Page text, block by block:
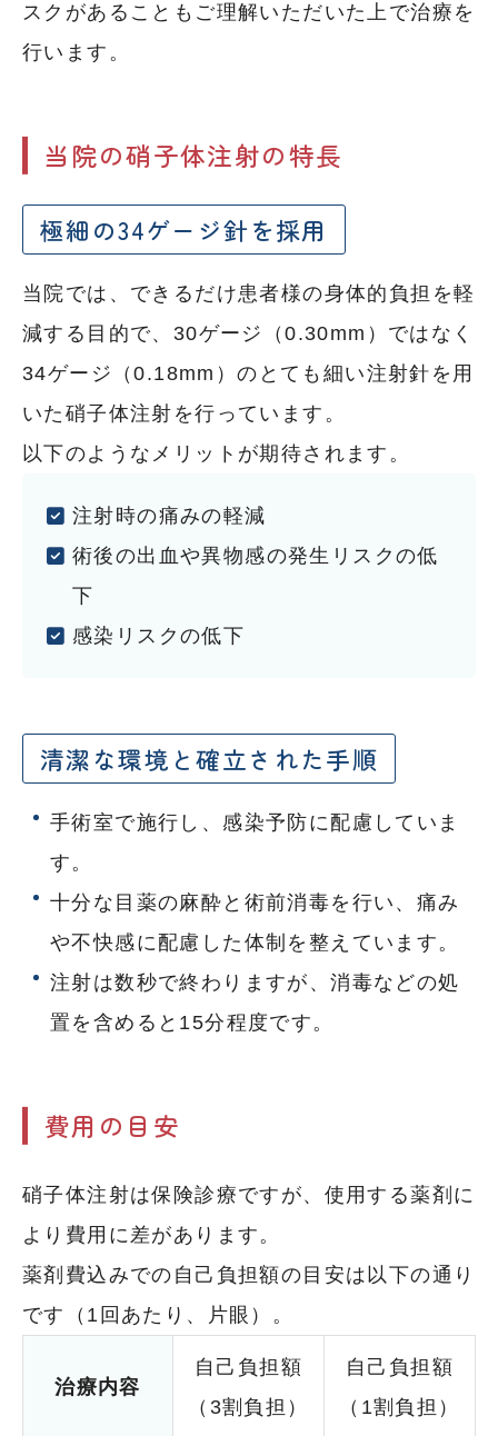
スクがあることもご理解いただいた上で治療を
行います。
当院の硝子体注射の特長
極細の34ゲージ針を採用
当院では、できるだけ患者様の身体的負担を軽
減する目的で、30ゲージ（0.30mm）ではなく
34ゲージ（0.18mm）のとても細い注射針を用
いた硝子体注射を行っています。
以下のようなメリットが期待されます。
注射時の痛みの軽減
術後の出血や異物感の発生リスクの低
下
感染リスクの低下
清潔な環境と確立された手順
手術室で施行し、感染予防に配慮していま
す。
十分な目薬の麻酔と術前消毒を行い、痛み
や不快感に配慮した体制を整えています。
注射は数秒で終わりますが、消毒などの処
置を含めると15分程度です。
費用の目安
硝子体注射は保険診療ですが、使用する薬剤に
より費用に差があります。
薬剤費込みでの自己負担額の目安は以下の通り
です（1回あたり、片眼）。
治療内容
自己負担額
（3割負担）
自己負担額
（1割負担）